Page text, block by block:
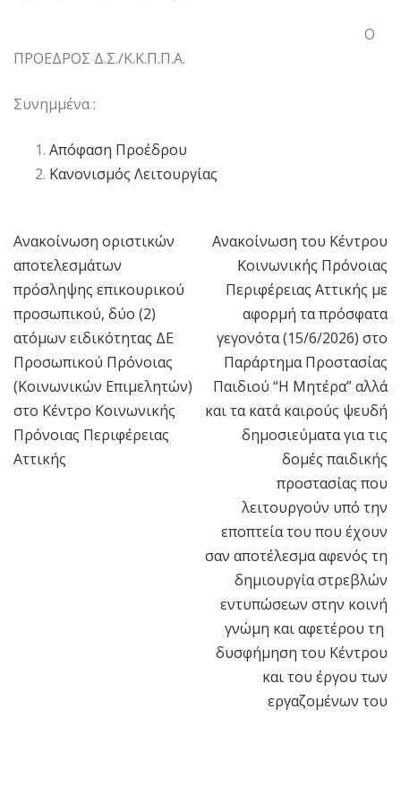
Ο
ΠΡΟΕΔΡΟΣ Δ.Σ./Κ.Κ.Π.Π.Α.
Συνημμένα :
Απόφαση Προέδρου
Κανονισμός Λειτουργίας
Πλοήγηση
άρθρων
Ανακοίνωση οριστικών
αποτελεσμάτων
πρόσληψης επικουρικού
προσωπικού, δύο (2)
ατόμων ειδικότητας ΔΕ
Προσωπικού Πρόνοιας
(Κοινωνικών Επιμελητών)
στο Κέντρο Κοινωνικής
Πρόνοιας Περιφέρειας
Αττικής
Ανακοίνωση του Κέντρου
Κοινωνικής Πρόνοιας
Περιφέρειας Αττικής με
αφορμή τα πρόσφατα
γεγονότα (15/6/2026) στο
Παράρτημα Προστασίας
Παιδιού “Η Μητέρα” αλλά
και τα κατά καιρούς ψευδή
δημοσιεύματα για τις
δομές παιδικής
προστασίας που
λειτουργούν υπό την
εποπτεία του που έχουν
σαν αποτέλεσμα αφενός τη
δημιουργία στρεβλών
εντυπώσεων στην κοινή
γνώμη και αφετέρου τη
δυσφήμηση του Κέντρου
και του έργου των
εργαζομένων του